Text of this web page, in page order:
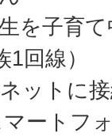
を子育
回線）
ットに
ートフ